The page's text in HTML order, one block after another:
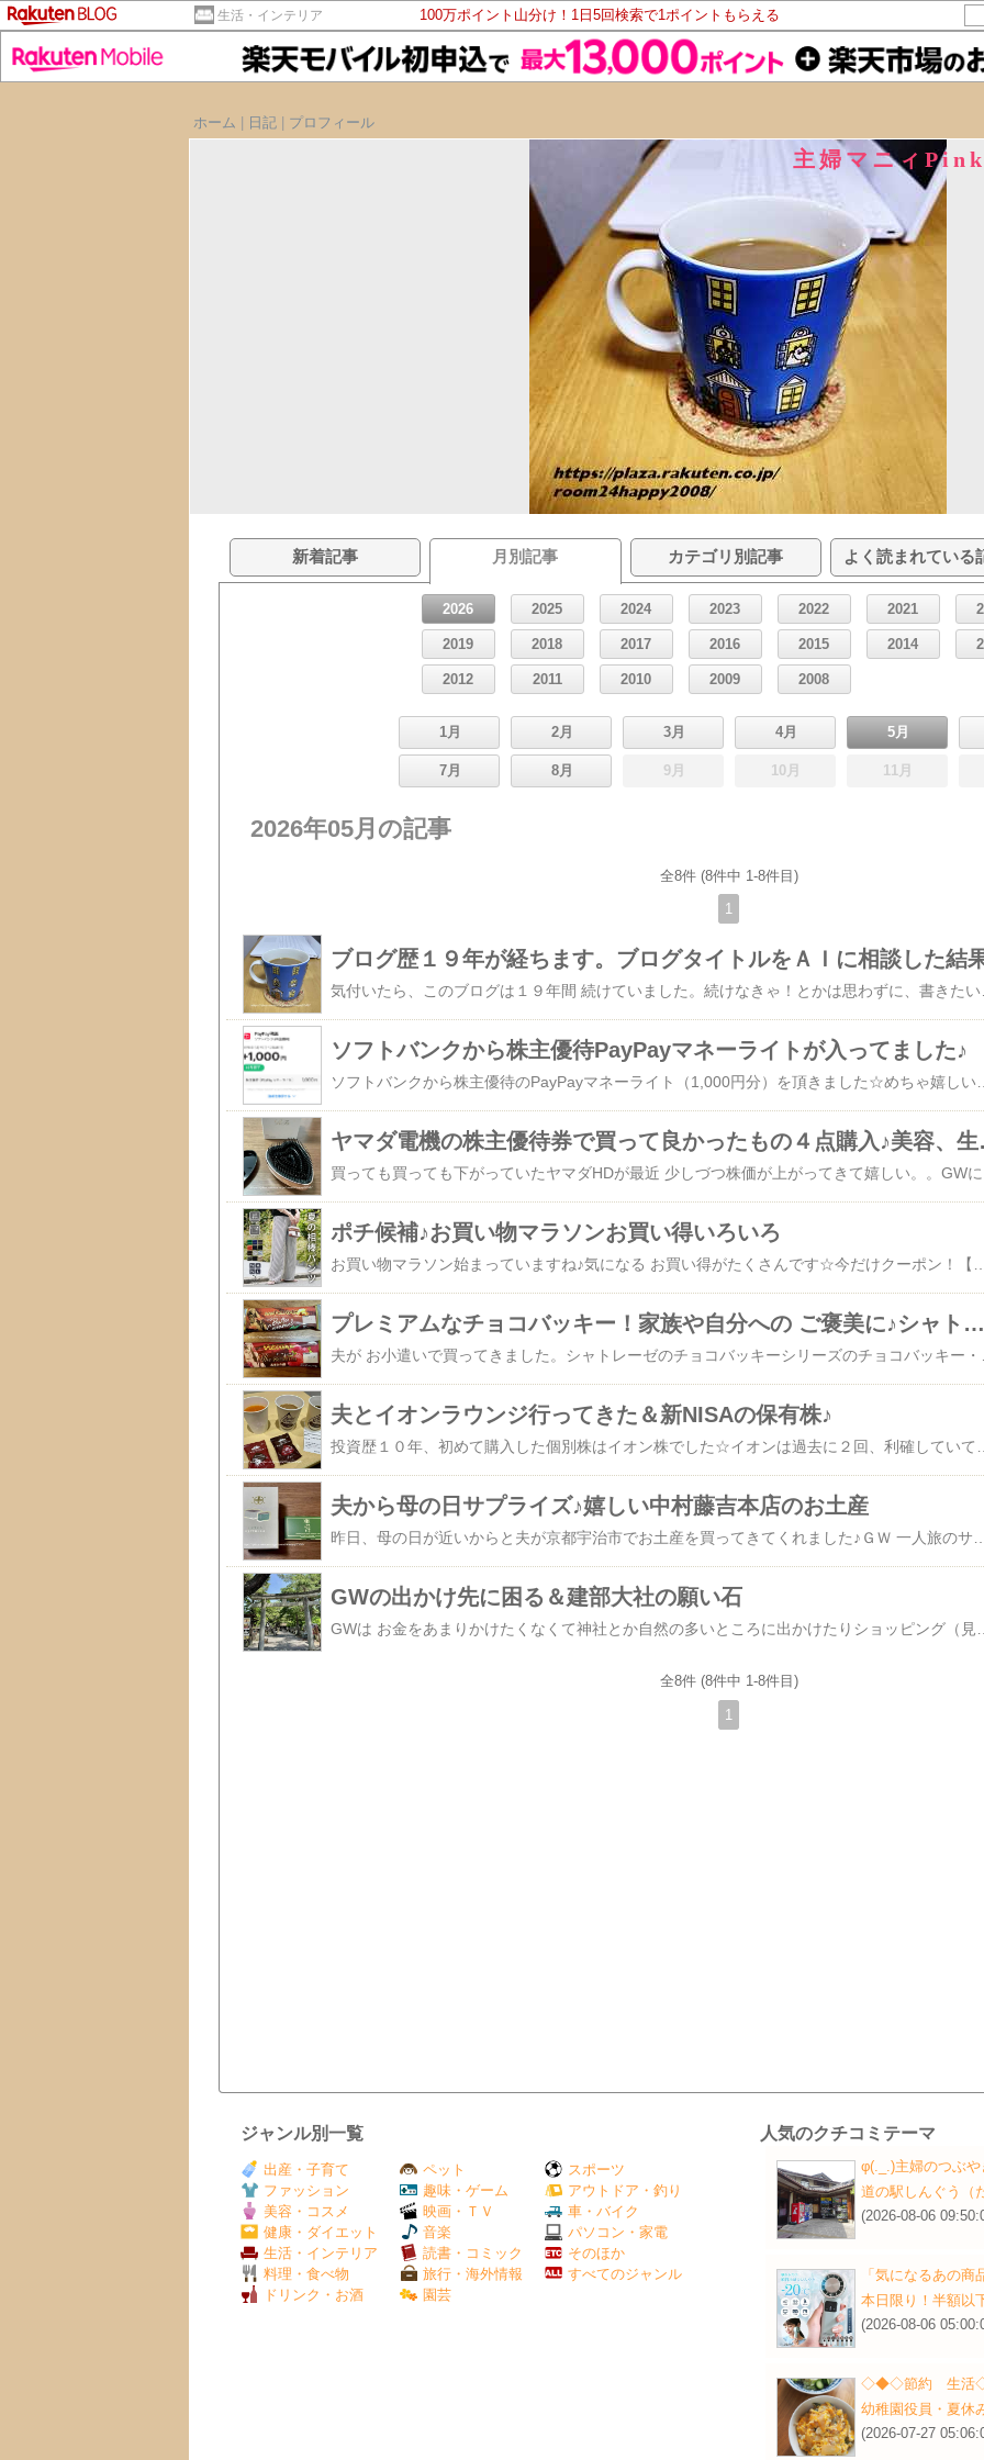
生活・インテリア 100万ポイント山分け！1日5回検索で1ポイントもらえる
ホーム
日記 プロフィール
主婦マニィ
新着記事 月別記事 カテゴリ別記事 よく読まれている
2026 2025 2024 2023 2022 2021
2019 2018 2017 2016 2015 2014
2012 2011 2010 2009 2008
1月 2月 3月 4月 5月
7月 8月 9月 10月 11月
2026年05月の記事
全8件 (8件中 1-8件目)
1
ブログ歴１９年が経ちます。ブログタイトルをＡＩに相談した結
ソフトバンクから株主優待PayPayマネーライトが入ってました♪
ヤマダ電
ポチ候補♪お買い物マラソンお買い得いろいろ
プレミアムなチョコバッキー！家族や自分への ご褒美に♪シャトレーゼのアイス
夫とイオンラウンジ行ってきた＆新NISAの保有株♪
夫から母の日サプライズ♪嬉しい中村藤吉本店のお土産
GWの出かけ先に困る＆建部大社の願い石
全8件 (8件中 1-8件目)
1
ジャンル別一覧
出産・子育て
ファッション
美容・コスメ
健康・ダイエット
生活・インテリア
料理・食べ物
ドリンク・お酒
ペット
趣味・ゲーム
映画・ＴＶ
音楽
読書・コミック
旅行・海外情報
園芸
スポーツ
アウトドア・釣り
車・バイク
パソコン・家電
そのほか
すべてのジャンル
人気のクチコミテーマ
φ(._.)主婦のつぶ
道の駅しんぐう（
(2026-08-06
「気になるあの
本日限り！半額以
(2026-08-06
◇◆◇節約 生
幼稚園役員・夏休
(2026-07-27